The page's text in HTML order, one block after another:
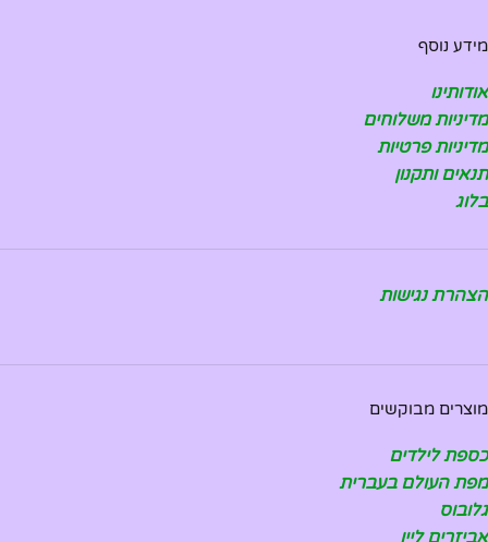
מידע נוסף
אודותינו
מדיניות משלוחים
מדיניות פרטיות
תנאים ותקנון
בלוג
הצהרת נגישות
מוצרים מבוקשים
כספת לילדים
מפת העולם בעברית
גלובוס
אביזרים ליין